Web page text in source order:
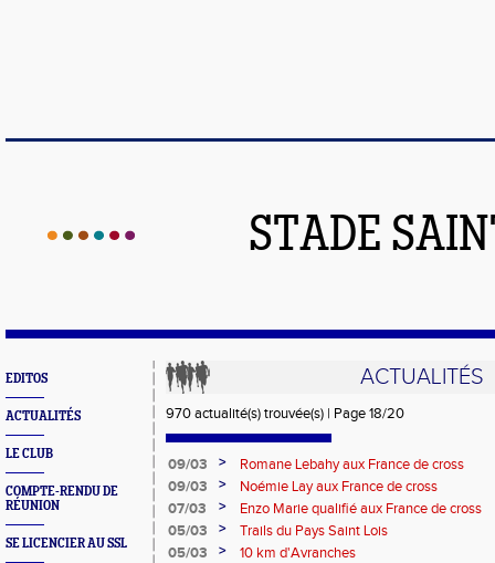
STADE
EDITOS
ACTUALITÉS
LE CLUB
COMPTE-RENDU DE
RÉUNION
SE LICENCIER AU SSL
ACTUALITÉS
970 actualité(s) trouvée(s) | Page 18/20
09/03 >
Romane Lebahy aux France de cross
09/03
>
Noémie Lay aux France de cross
07/03
>
Enzo Marie qualifié aux France de cross
05/03
>
Trails du Pays Saint Lois
05/03
>
10 km d'Avranches